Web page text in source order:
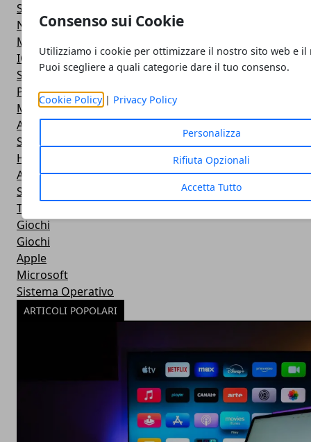
Consenso sui Cookie
Utilizziamo i cookie per ottimizzare il nostro sito web e il
Puoi scegliere a quali categorie dare il tuo consenso.
Cookie Policy| Privacy Policy
Personalizza
Rifiuta Opzionali
Accetta Tutto
Smartphone
Notebook
Monitor
IOS
Smartwatch
Power Bank
Mouse e Tastiera
Apple
Stampante
Hardware
Android
Software
Tablet
Giochi
Giochi
Apple
Microsoft
Sistema Operativo
ARTICOLI POPOLARI